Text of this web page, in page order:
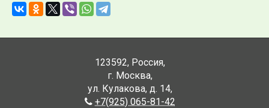
123592, Россия,
г. Москва,
ул. Кулакова, д. 14,
+7(925) 065-81-42